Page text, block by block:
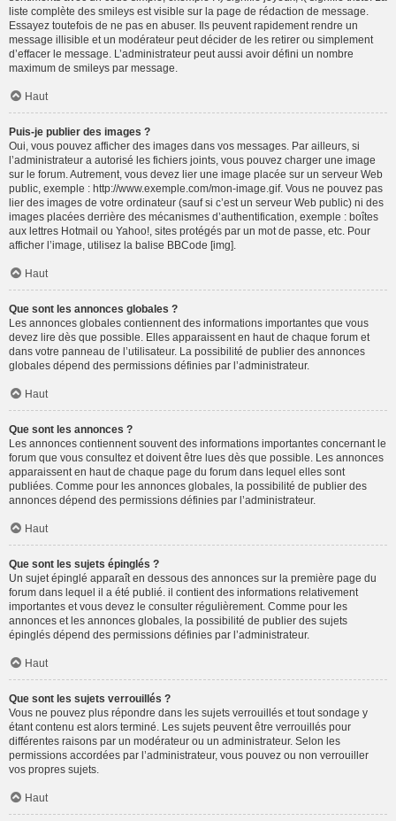
liste complète des smileys est visible sur la page de rédaction de message.
Essayez toutefois de ne pas en abuser. Ils peuvent rapidement rendre un
message illisible et un modérateur peut décider de les retirer ou simplement
d’effacer le message. L’administrateur peut aussi avoir défini un nombre
maximum de smileys par message.
Haut
Puis-je publier des images ?
Oui, vous pouvez afficher des images dans vos messages. Par ailleurs, si
l’administrateur a autorisé les fichiers joints, vous pouvez charger une image
sur le forum. Autrement, vous devez lier une image placée sur un serveur Web
public, exemple : http://www.exemple.com/mon-image.gif. Vous ne pouvez pas
lier des images de votre ordinateur (sauf si c’est un serveur Web public) ni des
images placées derrière des mécanismes d’authentification, exemple : boîtes
aux lettres Hotmail ou Yahoo!, sites protégés par un mot de passe, etc. Pour
afficher l’image, utilisez la balise BBCode [img].
Haut
Que sont les annonces globales ?
Les annonces globales contiennent des informations importantes que vous
devez lire dès que possible. Elles apparaissent en haut de chaque forum et
dans votre panneau de l’utilisateur. La possibilité de publier des annonces
globales dépend des permissions définies par l’administrateur.
Haut
Que sont les annonces ?
Les annonces contiennent souvent des informations importantes concernant le
forum que vous consultez et doivent être lues dès que possible. Les annonces
apparaissent en haut de chaque page du forum dans lequel elles sont
publiées. Comme pour les annonces globales, la possibilité de publier des
annonces dépend des permissions définies par l’administrateur.
Haut
Que sont les sujets épinglés ?
Un sujet épinglé apparaît en dessous des annonces sur la première page du
forum dans lequel il a été publié. il contient des informations relativement
importantes et vous devez le consulter régulièrement. Comme pour les
annonces et les annonces globales, la possibilité de publier des sujets
épinglés dépend des permissions définies par l’administrateur.
Haut
Que sont les sujets verrouillés ?
Vous ne pouvez plus répondre dans les sujets verrouillés et tout sondage y
étant contenu est alors terminé. Les sujets peuvent être verrouillés pour
différentes raisons par un modérateur ou un administrateur. Selon les
permissions accordées par l’administrateur, vous pouvez ou non verrouiller
vos propres sujets.
Haut